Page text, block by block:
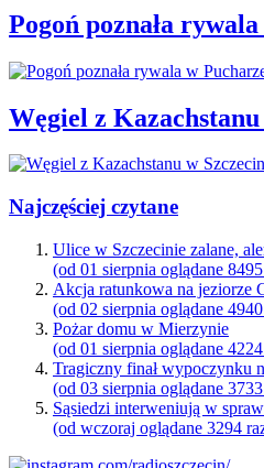
Pogoń poznała
Węgiel z
Najczęściej czytane
Ulice w Szczecinie zalane,
(od 01 sierpnia oglądane
Akcja ratunkowa na jeziorze
(od 02 sierpnia oglądane
Pożar domu w Mierzynie
(od 01 sierpnia oglądane
Tragiczny finał wypoczynku
(od 03 sierpnia oglądane
Sąsiedzi interweniują w
(od wczoraj oglądane 3294